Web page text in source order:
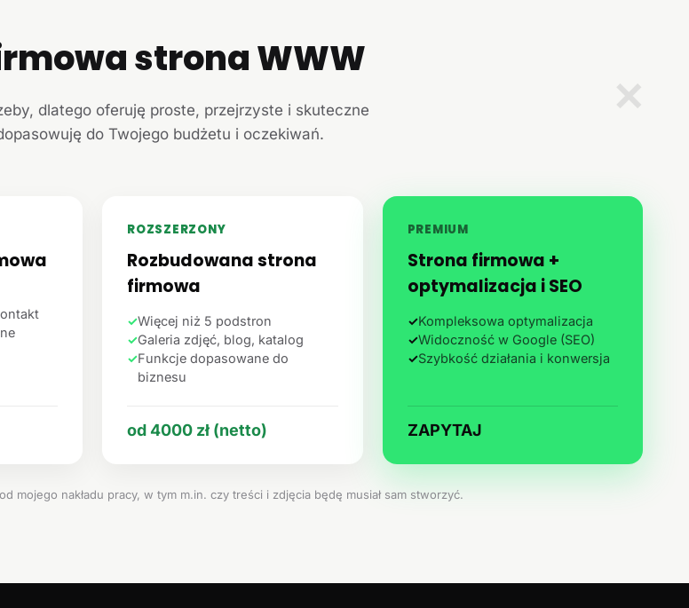
✕
strona WWW
dlatego oferuję proste, przejrzyste i skuteczne
do Twojego budżetu i oczekiwań.
ROZSZERZONY
Rozbudowana strona
firmowa
✓Więcej niż 5 podstron
✓Galeria zdjęć, blog, katalog
✓Funkcje dopasowane do
biznesu
od 4000 zł (netto)
PREMIUM
Strona firmowa +
optymalizacja i SEO
✓Kompleksowa optymalizacja
✓Widoczność w Google (SEO)
✓Szybkość działania i konwersja
ZAPYTAJ
mojego nakładu pracy, w tym m.in. czy treści i zdjęcia będę musiał sam stworzyć.